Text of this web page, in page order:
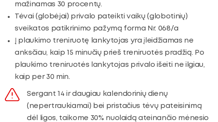
mažinamas 30 procentų.
Tėvai (globėjai) privalo pateikti vaikų (globotinių)
sveikatos patikrinimo pažymą forma Nr. 068/a
Į plaukimo treniruotę lankytojas yra įleidžiamas ne
anksčiau, kaip 15 minučių prieš treniruotės pradžią. Po
plaukimo treniruotės lankytojas privalo išeiti ne ilgiau,
kaip per 30 min.
Sergant 14 ir daugiau kalendorinių dienų
(nepertraukiamai) bei pristačius tėvų pateisinimą
dėl ligos, taikome 30% nuolaidą ateinančio mėnesio